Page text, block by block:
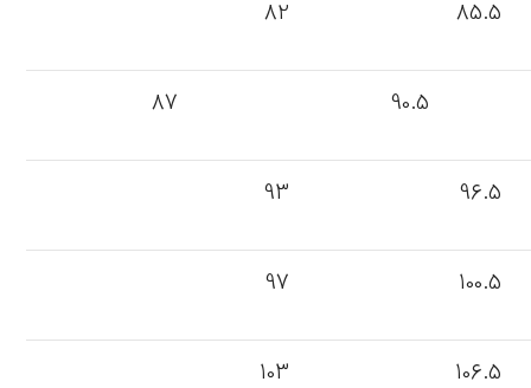
85.5
82
90.5
87
96.5
93
100.5
97
106.5
103